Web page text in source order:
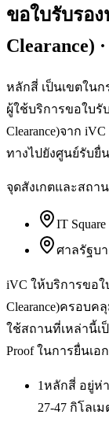
ขอใบรับรอ
Clearance)
หลักสี่ เป็นเขตใน
ผู้ใช้บริการขอใบรั
Clearance)จาก
ทางไปยังศูนย์รับยื่
จุดสังเกตและสถ
IT Square
ศาลรัฐบ
iVC ให้บริการขอใ
Clearance)ครอบค
ใช้สถานที่เหล่านี้เ
Proof ในการยื่นเอ
1หลักสี่ อยู่ห่
27-47 กิโลเ